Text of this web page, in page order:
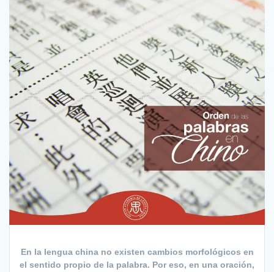
En la lengua china no existen cambios morfológicos en
el sentido propio de la palabra. Por eso, en una oración,